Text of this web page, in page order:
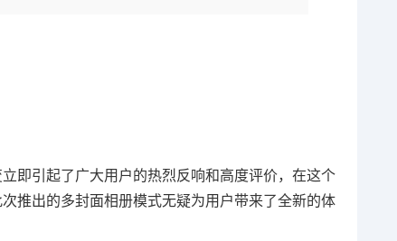
即引起了广大用户的热烈反响和高度评价，在这个
推出的多封面相册模式无疑为用户带来了全新的体